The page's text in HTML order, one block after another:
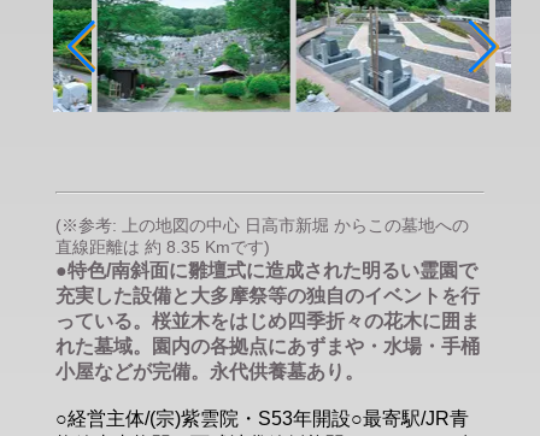
(※参考: 上の地図の中心 日高市新堀 からこの墓地への
直線距離は 約 8.35 Kmです)
●特色/南斜面に雛壇式に造成された明るい霊園で
充実した設備と大多摩祭等の独自のイベントを行
っている。桜並木をはじめ四季折々の花木に囲ま
れた墓域。園内の各拠点にあずまや・水場・手桶
小屋などが完備。永代供養墓あり。
○経営主体/(宗)紫雲院・S53年開設○最寄駅/JR青